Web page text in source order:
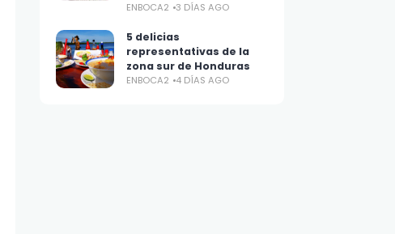
ENBOCA2 3 DÍAS AGO
5 delicias
representativas de la
zona sur de Honduras
ENBOCA2 4 DÍAS AGO